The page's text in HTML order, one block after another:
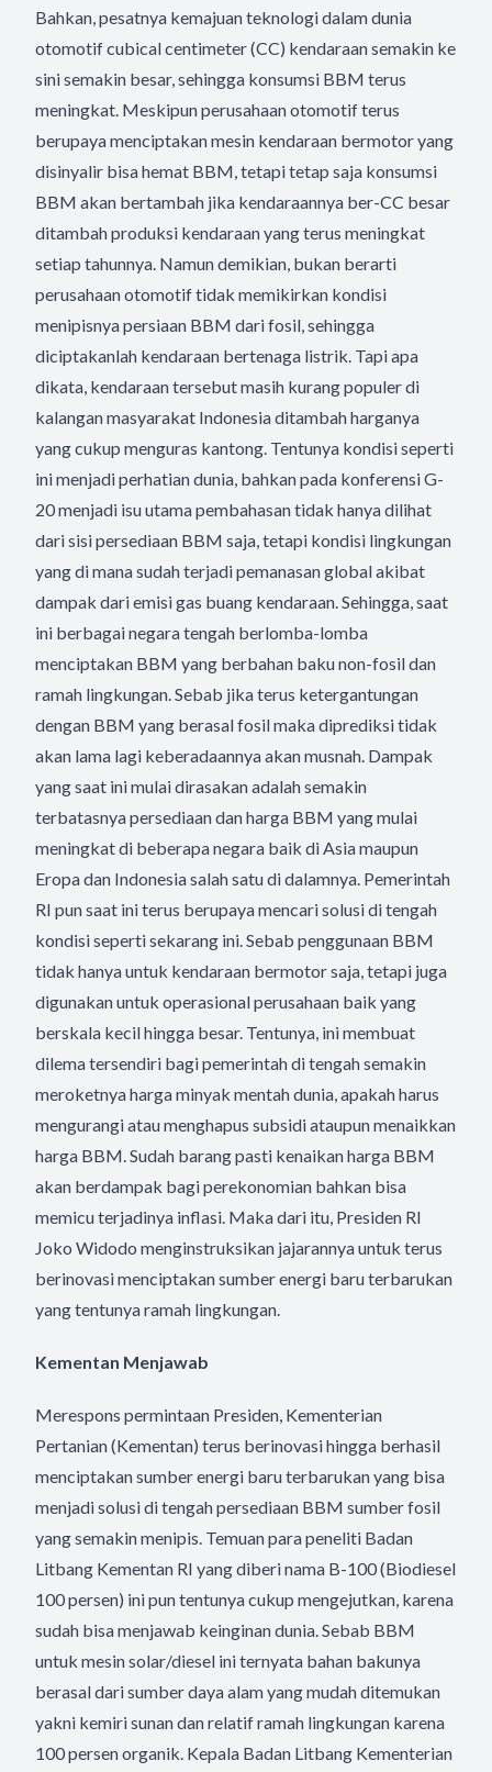
Bahkan, pesatnya kemajuan teknologi dalam dunia
otomotif cubical centimeter (CC) kendaraan semakin ke
sini semakin besar, sehingga konsumsi BBM terus
meningkat. Meskipun perusahaan otomotif terus
berupaya menciptakan mesin kendaraan bermotor yang
disinyalir bisa hemat BBM, tetapi tetap saja konsumsi
BBM akan bertambah jika kendaraannya ber-CC besar
ditambah produksi kendaraan yang terus meningkat
setiap tahunnya. Namun demikian, bukan berarti
perusahaan otomotif tidak memikirkan kondisi
menipisnya persiaan BBM dari fosil, sehingga
diciptakanlah kendaraan bertenaga listrik. Tapi apa
dikata, kendaraan tersebut masih kurang populer di
kalangan masyarakat Indonesia ditambah harganya
yang cukup menguras kantong. Tentunya kondisi seperti
ini menjadi perhatian dunia, bahkan pada konferensi G-
20 menjadi isu utama pembahasan tidak hanya dilihat
dari sisi persediaan BBM saja, tetapi kondisi lingkungan
yang di mana sudah terjadi pemanasan global akibat
dampak dari emisi gas buang kendaraan. Sehingga, saat
ini berbagai negara tengah berlomba-lomba
menciptakan BBM yang berbahan baku non-fosil dan
ramah lingkungan. Sebab jika terus ketergantungan
dengan BBM yang berasal fosil maka diprediksi tidak
akan lama lagi keberadaannya akan musnah. Dampak
yang saat ini mulai dirasakan adalah semakin
terbatasnya persediaan dan harga BBM yang mulai
meningkat di beberapa negara baik di Asia maupun
Eropa dan Indonesia salah satu di dalamnya. Pemerintah
RI pun saat ini terus berupaya mencari solusi di tengah
kondisi seperti sekarang ini. Sebab penggunaan BBM
tidak hanya untuk kendaraan bermotor saja, tetapi juga
digunakan untuk operasional perusahaan baik yang
berskala kecil hingga besar. Tentunya, ini membuat
dilema tersendiri bagi pemerintah di tengah semakin
meroketnya harga minyak mentah dunia, apakah harus
mengurangi atau menghapus subsidi ataupun menaikkan
harga BBM. Sudah barang pasti kenaikan harga BBM
akan berdampak bagi perekonomian bahkan bisa
memicu terjadinya inflasi. Maka dari itu, Presiden RI
Joko Widodo menginstruksikan jajarannya untuk terus
berinovasi menciptakan sumber energi baru terbarukan
yang tentunya ramah lingkungan.
Kementan Menjawab
Merespons permintaan Presiden, Kementerian
Pertanian (Kementan) terus berinovasi hingga berhasil
menciptakan sumber energi baru terbarukan yang bisa
menjadi solusi di tengah persediaan BBM sumber fosil
yang semakin menipis. Temuan para peneliti Badan
Litbang Kementan RI yang diberi nama B-100 (Biodiesel
100 persen) ini pun tentunya cukup mengejutkan, karena
sudah bisa menjawab keinginan dunia. Sebab BBM
untuk mesin solar/diesel ini ternyata bahan bakunya
berasal dari sumber daya alam yang mudah ditemukan
yakni kemiri sunan dan relatif ramah lingkungan karena
100 persen organik. Kepala Badan Litbang Kementerian